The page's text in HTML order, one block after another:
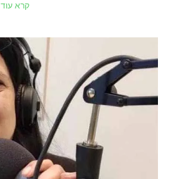
קרא עוד